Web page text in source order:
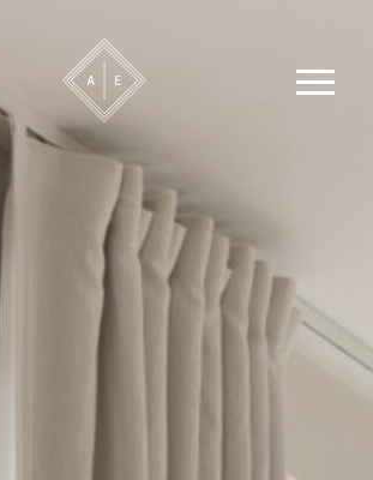
Våra hem
Sälj med oss
Bevakning
Franchise
Vårt team